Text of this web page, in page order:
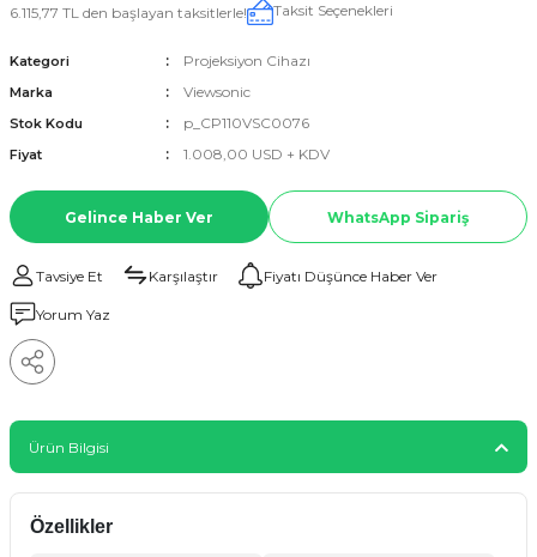
6.115,77 TL den başlayan taksitlerle! Taksit Seçenekleri
Kategori Projeksiyon Cihazı
Marka Viewsonic
Stok Kodu p_CP110VSC0076
Fiyat 1.008,00 USD + KDV
Gelince Haber Ver WhatsApp Sipariş
Tavsiye Et Karşılaştır Fiyatı Düşünce Haber Ver
Yorum Yaz
Ürün Bilgisi
Özellikler